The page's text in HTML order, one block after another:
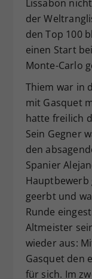
Lissabon
der
den Top 100
einen Start
Monte-Carlo
Thiem war in
mit Gasquet
hatte freilich
Sein Gegner
den
Spanier
Hauptbewerb
geerbt und
Runde
Altmeister
wieder aus:
Gasquet den
für sich. Im